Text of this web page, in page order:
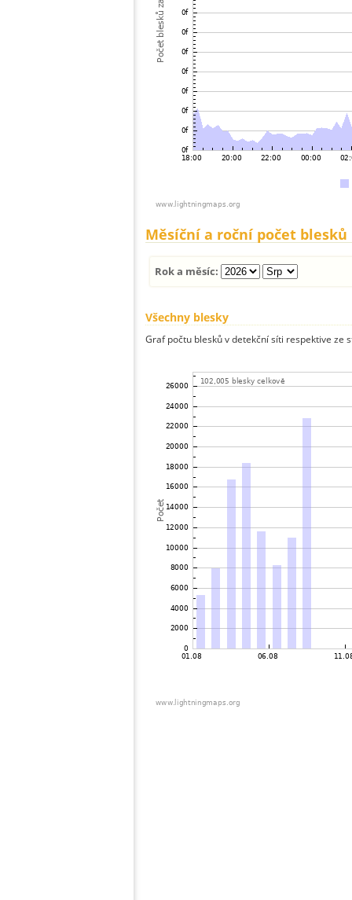
Měsíční a roční počet blesků
Rok a měsíc:
Všechny blesky
Graf počtu blesků v detekční síti respektive ze